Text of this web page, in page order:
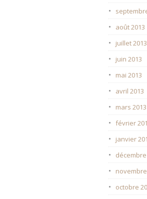
août 2013
juillet 2013
juin 2013
mai 2013
avril 2013
mars 2013
février
janvier
octobre